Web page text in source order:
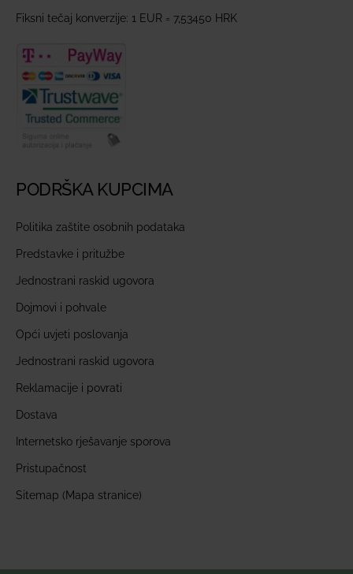
Fiksni tečaj konverzije: 1 EUR = 7,53450 HRK
PODRŠKA KUPCIMA
Politika zaštite osobnih podataka
Predstavke i pritužbe
Jednostrani raskid ugovora
Dojmovi i pohvale
Opći uvjeti poslovanja
Jednostrani raskid ugovora
Reklamacije i povrati
Dostava
Internetsko rješavanje sporova
Pristupačnost
Sitemap (Mapa stranice)